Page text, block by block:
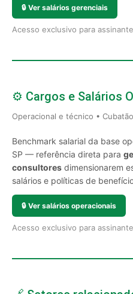
🔒 Ver salários gerenciais
Acesso exclusivo para
⚙️ Cargos e Salários
Operacional e técnico •
Benchmark salarial da base
SP — referência direta para
consultores dimensionarem
salários e políticas de
🔒 Ver salários operacionais
Acesso exclusivo para